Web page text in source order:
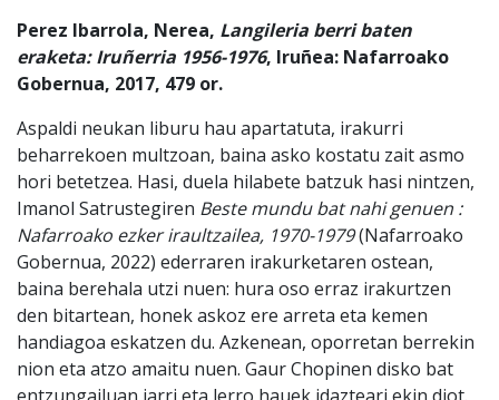
Perez Ibarrola, Nerea, Langileria berri baten
eraketa: Iruñerria 1956-1976, Iruñea: Nafarroako
Gobernua, 2017, 479 or.
Aspaldi neukan liburu hau apartatuta, irakurri
beharrekoen multzoan, baina asko kostatu zait asmo
hori betetzea. Hasi, duela hilabete batzuk hasi nintzen,
Imanol Satrustegiren Beste mundu bat nahi genuen :
Nafarroako ezker iraultzailea, 1970-1979(Nafarroako
Gobernua, 2022) ederraren irakurketaren ostean,
baina berehala utzi nuen: hura oso erraz irakurtzen
den bitartean, honek askoz ere arreta eta kemen
handiagoa eskatzen du. Azkenean, oporretan berrekin
nion eta atzo amaitu nuen. Gaur Chopinen disko bat